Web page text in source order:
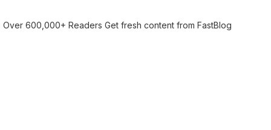
Over 600,000+ Readers Get fresh content from FastBlog